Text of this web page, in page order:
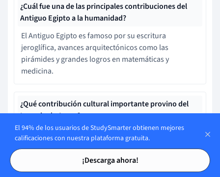
Tarjetas de estudio
Tarjetas de estudio
¿Cuál fue una de las principales contribuciones del
Antiguo Egipto a la humanidad?
El Antiguo Egipto es famoso por su escritura
jeroglífica, avances arquitectónicos como las
pirámides y grandes logros en matemáticas y
medicina.
¿Qué contribución cultural importante provino del
Imperio de Axum?
El Imperio de Axum fue una de las primeras
civilizaciones en adoptar el cristianismo como
religión oficial, influenciando la región.
El 94% de los usuarios de StudySmarter obtienen mejores
calificaciones con nuestra plataforma gratuita.
¡Descarga ahora!